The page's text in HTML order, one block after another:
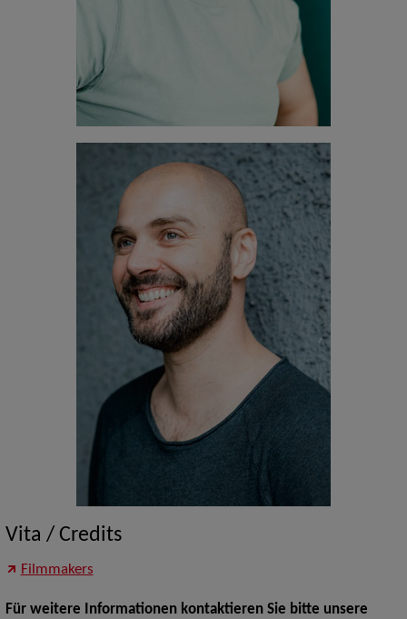
Vita / Credits
Filmmakers
Für weitere Informationen kontaktieren Sie bitte unsere